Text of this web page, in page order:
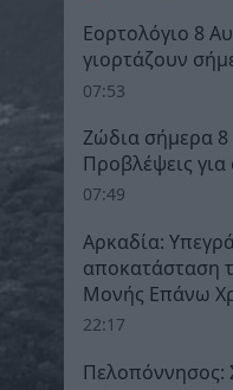
Εορτολόγιο 8
γιορτάζουν
07:53
Ζώδια σήμερα
Προβλέψεις
07:49
Αρκαδία:
αποκατάσταση
Μονής Επάνω
22:17
Πελοπόννησος: